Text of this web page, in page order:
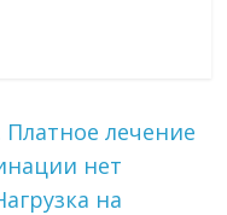
лечение
нет
на